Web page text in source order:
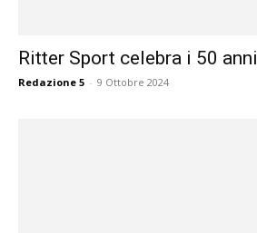
Ritter Sport celebra i 50
Redazione 5 - 9 Ottobre 2024